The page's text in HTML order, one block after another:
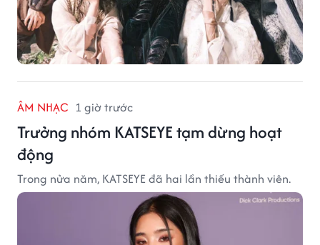
ÂM NHẠC 1 giờ trước
Trưởng nhóm KATSEYE tạm dừng hoạt
động
Trong nửa năm, KATSEYE đã hai lần thiếu thành viên.